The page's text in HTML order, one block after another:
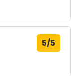
5/5